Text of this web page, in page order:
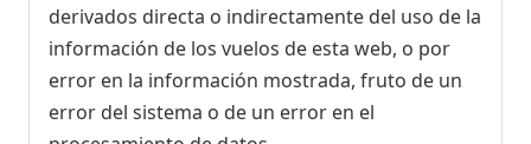
derivados directa o indirectamente del uso de la
información de los vuelos de esta web, o por
error en la información mostrada, fruto de un
error del sistema o de un error en el